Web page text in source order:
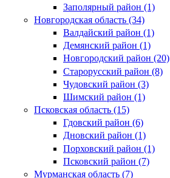
Заполярный район (1)
Новгородская область (34)
Валдайский район (1)
Демянский район (1)
Новгородский район (20)
Старорусский район (8)
Чудовский район (3)
Шимский район (1)
Псковская область (15)
Гдовский район (6)
Дновский район (1)
Порховский район (1)
Псковский район (7)
Мурманская область (7)